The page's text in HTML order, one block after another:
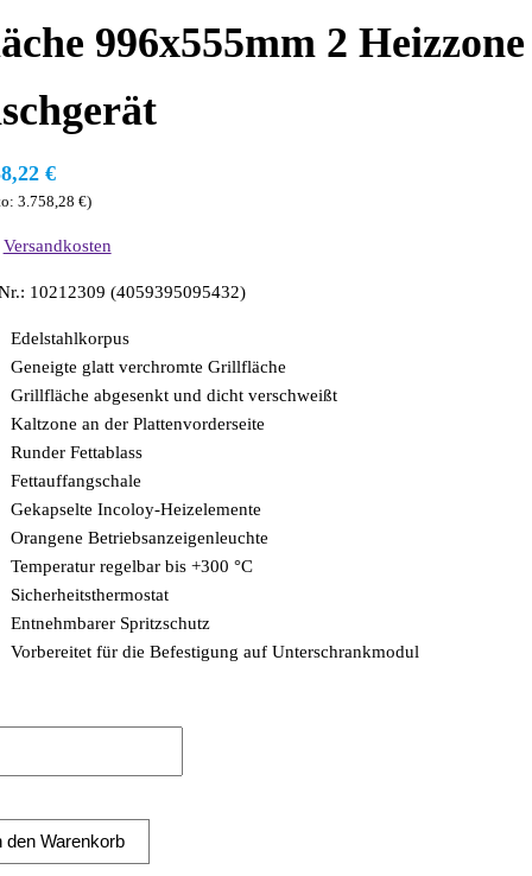
996x555mm 2 Heizzone
€
3.758,28 €)
Versandkosten
10212309 (4059395095432)
Edelstahlkorpus
Geneigte glatt verchromte Grillfläche
Grillfläche abgesenkt und dicht verschweißt
Kaltzone an der Plattenvorderseite
Runder Fettablass
Fettauffangschale
Gekapselte Incoloy-Heizelemente
Orangene Betriebsanzeigenleuchte
Temperatur regelbar bis +300 °C
Sicherheitsthermostat
Entnehmbarer Spritzschutz
Vorbereitet für die Befestigung auf Unterschrankmodul
996x555mm 2
den Warenkorb